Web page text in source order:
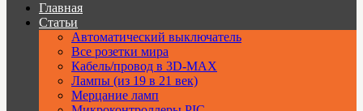
Главная
Статьи
Автоматический выключатель
Все розетки мира
Кабель/провод в 3D-MAX
Лампы (из 19 в 21 век)
Мерцание ламп